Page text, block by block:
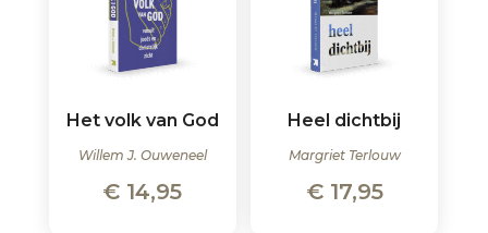
Het volk van God
Willem J. Ouweneel
€ 14,95
Heel dichtbij
Margriet Terlouw
€17,95